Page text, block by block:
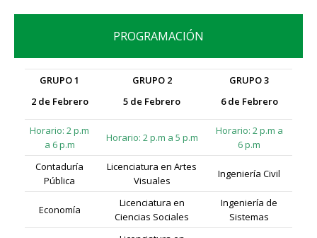
PROGRAMACIÓN
GRUPO 1
2 de Febrero
GRUPO 2
5 de Febrero
GRUPO 3
6 de Febrero
Horario: 2 p.m
a 6 p.m
Horario: 2 p.m a 5 p.m
Horario: 2 p.m a
6 p.m
Contaduría
Pública
Licenciatura en Artes
Visuales
Ingeniería Civil
Economía
Licenciatura en
Ciencias Sociales
Ingeniería de
Sistemas